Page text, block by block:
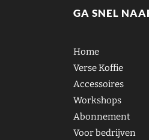
GA SNEL
Home
Verse Koffie
Accessoires
Workshops
Abonnement
Voor bedrijven